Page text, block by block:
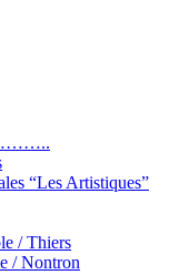
“Les Artistiques”
/ Thiers
/ Nontron